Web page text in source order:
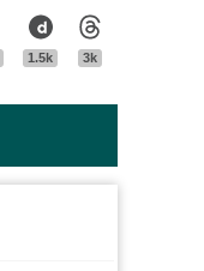
YoutubeDailymotion
1.5k 3k